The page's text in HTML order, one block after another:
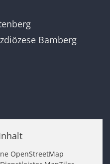
Bamberg
OpenStreetMap